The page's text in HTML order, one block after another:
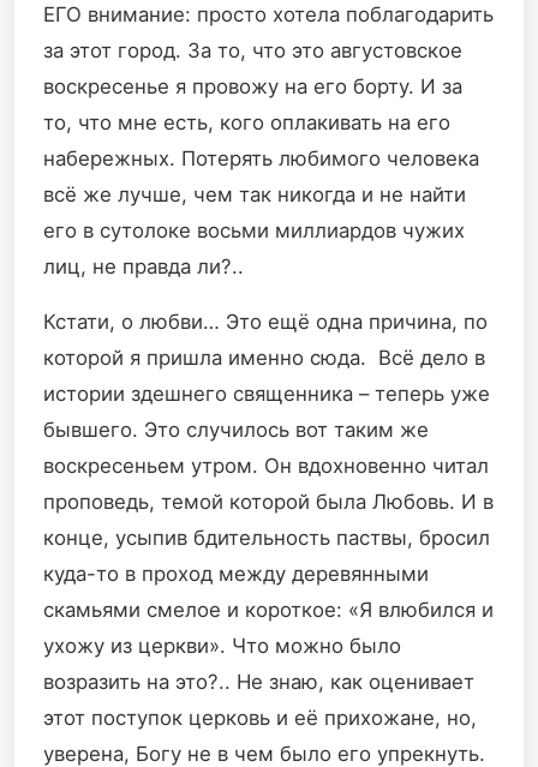
ЕГО внимание: просто хотела поблагодарить
за этот город. За то, что это августовское
воскресенье я провожу на его борту. И за
то, что мне есть, кого оплакивать на его
набережных. Потерять любимого человека
всё же лучше, чем так никогда и не найти
его в сутолоке восьми миллиардов чужих
лиц, не правда ли?..
Кстати, о любви… Это ещё одна причина, по
которой я пришла именно сюда. Всё дело в
истории здешнего священника – теперь уже
бывшего. Это случилось вот таким же
воскресеньем утром. Он вдохновенно читал
проповедь, темой которой была Любовь. И в
конце, усыпив бдительность паствы, бросил
куда-то в проход между деревянными
скамьями смелое и короткое: «Я влюбился и
ухожу из церкви». Что можно было
возразить на это?.. Не знаю, как оценивает
этот поступок церковь и её прихожане, но,
уверена, Богу не в чем было его упрекнуть.